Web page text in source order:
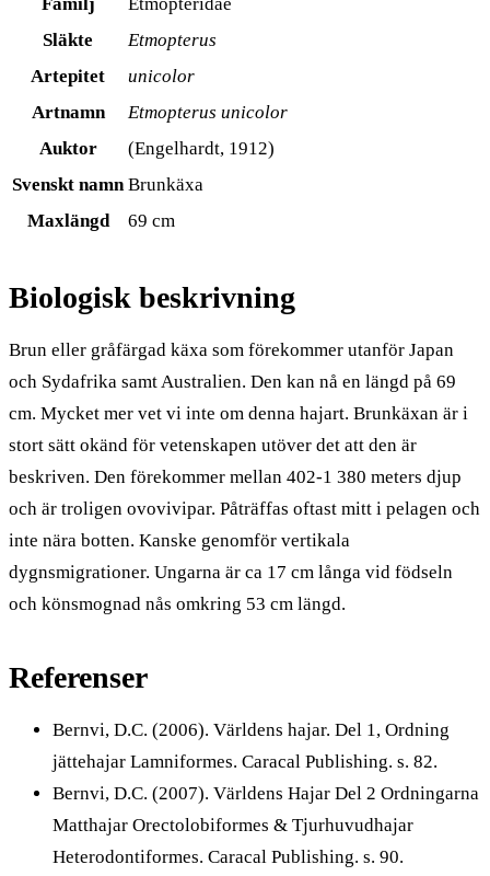
Släkte
Etmopterus
Artepitet
unicolor
Artnamn
Etmopterus unicolor
Auktor
(Engelhardt, 1912)
Svenskt namn Brunkäxa
Maxlängd
69 cm
Biologisk beskrivning
Brun eller gråfärgad käxa som förekommer utanför Japan
och Sydafrika samt Australien. Den kan nå en längd på 69
cm. Mycket mer vet vi inte om denna hajart. Brunkäxan är i
stort sätt okänd för vetenskapen utöver det att den är
beskriven. Den förekommer mellan 402-1 380 meters djup
och är troligen ovovivipar. Påträffas oftast mitt i pelagen och
inte nära botten. Kanske genomför vertikala
dygnsmigrationer. Ungarna är ca 17 cm långa vid födseln
och könsmognad nås omkring 53 cm längd.
Referenser
Bernvi, D.C. (2006). Världens hajar. Del 1, Ordning
jättehajar Lamniformes. Caracal Publishing. s. 82.
Bernvi, D.C. (2007). Världens Hajar Del 2 Ordningarna
Matthajar Orectolobiformes & Tjurhuvudhajar
Heterodontiformes. Caracal Publishing. s. 90.